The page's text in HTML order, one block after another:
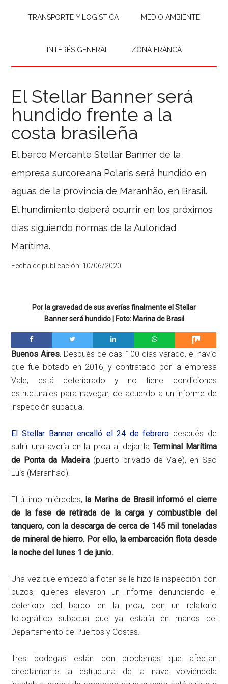
TRANSPORTE Y LOGÍSTICA MEDIO AMBIENTE
INTERÉS GENERAL ZONA FRANCA
El Stellar Banner será
hundido frente a la
costa brasileña
El barco Mercante Stellar Banner de la
empresa surcoreana Polaris será hundido en
aguas de la provincia de Maranhão, en Brasil.
El hundimiento deberá ocurrir en los próximos
días siguiendo normas de la Autoridad
Marítima.
Fecha de publicación: 10/06/2020
Por la gravedad de sus averías finalmente el Stellar
Banner será hundido | Foto: Marina de Brasil
Buenos Aires. Después de casi 100 días varado, el navío
que fue botado en 2016, y contratado por la empresa
Vale, está deteriorado y no tiene condiciones
estructurales para navegar, de acuerdo a un informe de
inspección subacua.
El Stellar Banner encalló el 24 de febrero después de
sufrir una avería en la proa al dejar la Terminal Marítima
de Ponta da Madeira (puerto privado de Vale), en São
Luís (Maranhão).
El último miércoles, la Marina de Brasil informó el cierre
de la fase de retirada de la carga y combustible del
tanquero, con la descarga de cerca de 145 mil toneladas
de mineral de hierro. Por ello, la embarcación flota desde
la noche del lunes 1 de junio.
Una vez que empezó a flotar se le hizo la inspección con
buzos, quienes elevaron un informe denunciando el
deterioro del barco en la proa, con un relatorio
fotográfico subacua que ya estaría en manos del
Departamento de Puertos y Costas.
Tres bodegas están con problemas que afectan
directamente la estructura de la nave volviéndola